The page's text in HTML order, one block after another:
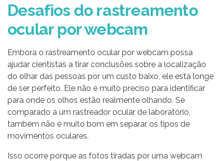
Desafios do rastreamento
ocular por webcam
Embora o rastreamento ocular por webcam possa
ajudar cientistas a tirar conclusões sobre a localização
do olhar das pessoas por um custo baixo, ele está longe
de ser perfeito. Ele não é muito preciso para identificar
para onde os olhos estão realmente olhando. Se
comparado a um rastreador ocular de laboratório,
também não é muito bom em separar os tipos de
movimentos oculares.
Isso ocorre porque as fotos tiradas por uma webcam